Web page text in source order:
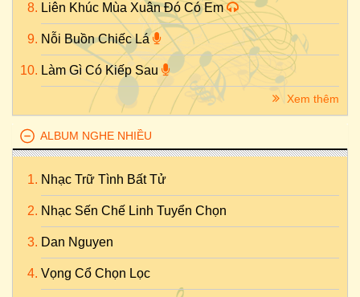
Liên Khúc Mùa Xuân Đó Có Em
Nỗi Buồn Chiếc Lá
Làm Gì Có Kiếp Sau
Xem thêm
ALBUM NGHE NHIỀU
Nhạc Trữ Tình Bất Tử
Nhạc Sến Chế Linh Tuyển Chọn
Dan Nguyen
Vọng Cổ Chọn Lọc